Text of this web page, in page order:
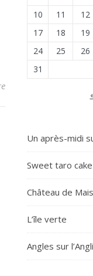
10
11 12
17
18 19
24
25 26
31
Un après-midi
Sweet taro cake
Château de
L’île verte
Angles sur